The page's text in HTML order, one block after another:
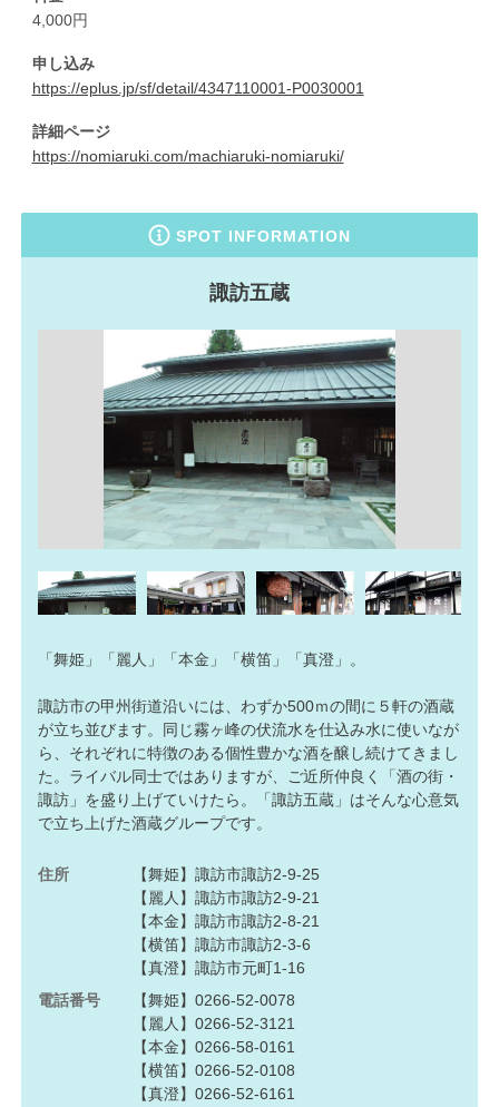
4,000円
申し込み
https://eplus.jp/sf/detail/4347110001-P0030001
詳細ページ
https://nomiaruki.com/machiaruki-nomiaruki/
SPOT INFORMATION
諏訪五蔵
「舞姫」「麗人」「本金」「横笛」「真澄」。
諏訪市の甲州街道沿いには、わずか500ｍの間に５軒の酒蔵
が立ち並びます。同じ霧ヶ峰の伏流水を仕込み水に使いなが
ら、それぞれに特徴のある個性豊かな酒を醸し続けてきまし
た。ライバル同士ではありますが、ご近所仲良く「酒の街・
諏訪」を盛り上げていけたら。「諏訪五蔵」はそんな心意気
で立ち上げた酒蔵グループです。
住所
【舞姫】諏訪市諏訪2-9-25
【麗人】諏訪市諏訪2-9-21
【本金】諏訪市諏訪2-8-21
【横笛】諏訪市諏訪2-3-6
【真澄】諏訪市元町1-16
電話番号
【舞姫】0266-52-0078
【麗人】0266-52-3121
【本金】0266-58-0161
【横笛】0266-52-0108
【真澄】0266-52-6161